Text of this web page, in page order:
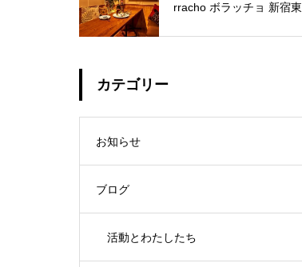
rracho ボラッチョ 新宿
カテゴリー
お知らせ
ブログ
活動とわたしたち